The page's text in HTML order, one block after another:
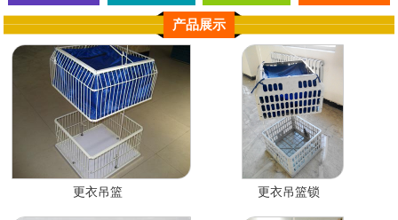
产品展示
更衣吊篮 更衣吊篮锁